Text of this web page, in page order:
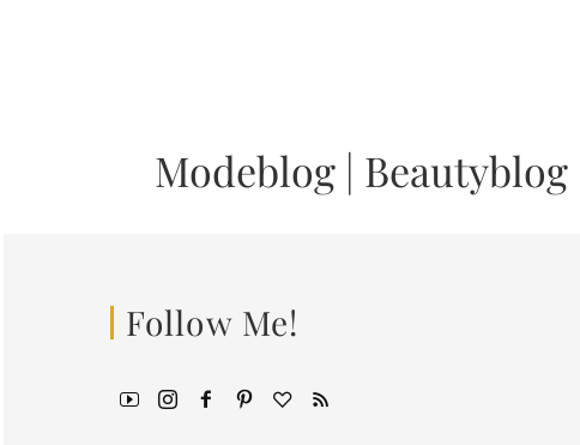
Modeblog | Beautyblog
Follow Me!